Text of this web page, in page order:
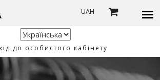
UAH
до особистого кабінету